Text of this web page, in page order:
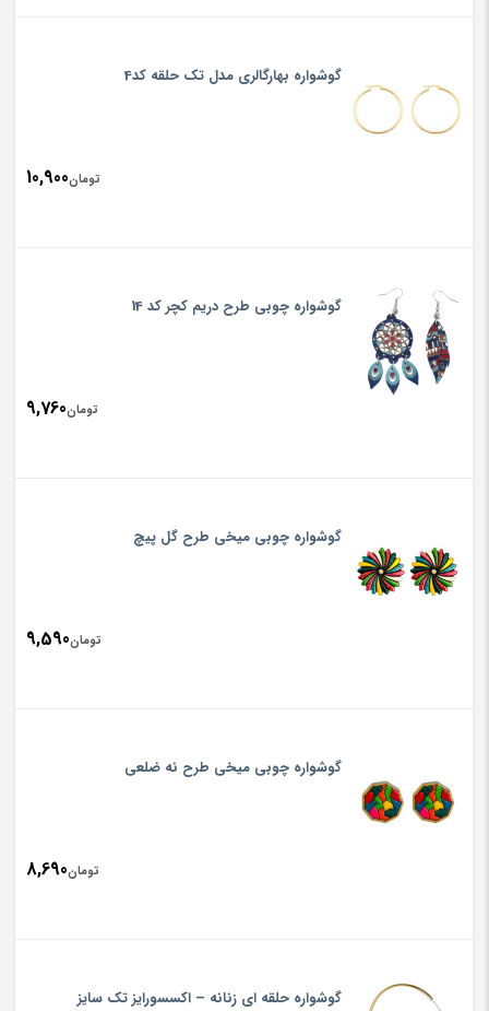
گوشواره بهارگالری مدل تک حلقه کد4
تومان10,900
گوشواره چوبی طرح دریم کچر کد 14
تومان9,760
گوشواره چوبی میخی طرح گل پیچ
تومان9,590
گوشواره چوبی میخی طرح نه ضلعی
تومان8,690
گوشواره حلقه ای زنانه – اکسسورایز تک سایز